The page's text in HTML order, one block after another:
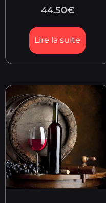
44.50€
Lire la suite